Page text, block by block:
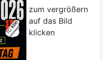
zum vergrößern
auf das Bild
klicken